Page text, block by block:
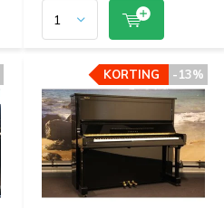
-13%
KORTING -13%
KORTING